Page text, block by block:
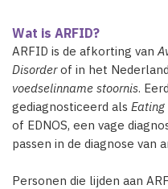
Wat is ARFID?
ARFID is de afkorting van
Disorderof in het
voedselinname stoornis.
gediagnosticeerd als Eating
of EDNOS, een vage
passen in de diagnose van
Personen die lijden aan